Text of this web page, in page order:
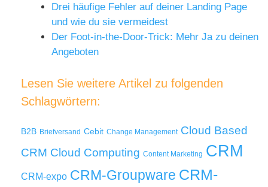
Drei häufige Fehler auf deiner Landing Page
und wie du sie vermeidest
Der Foot-in-the-Door-Trick: Mehr Ja zu deinen
Angeboten
Lesen Sie weitere Artikel zu folgenden
Schlagwörtern:
B2B Briefversand Cebit Change Management Cloud Based
CRM Cloud Computing Content Marketing CRM
CRM-expo CRM-Groupware CRM-